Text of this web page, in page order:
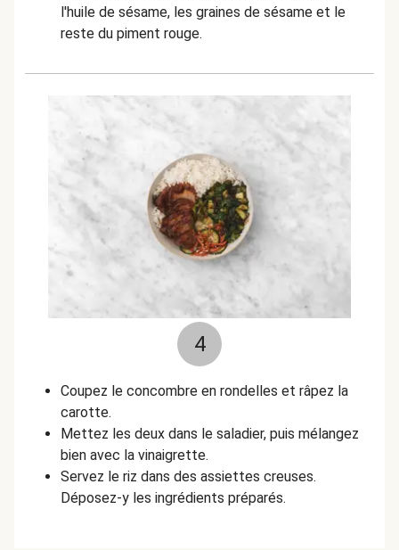
l'huile de sésame, les graines de sésame et le
reste du piment rouge.
4
Coupez le concombre en rondelles et râpez la
carotte.
Mettez les deux dans le saladier, puis mélangez
bien avec la vinaigrette.
Servez le riz dans des assiettes creuses.
Déposez-y les ingrédients préparés.